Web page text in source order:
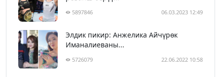
5897846 06.03.2023 12:49
Элдик пикир: Анжелика Айчүрөк
Иманалиеваны...
5726079 22.06.2022 10:58